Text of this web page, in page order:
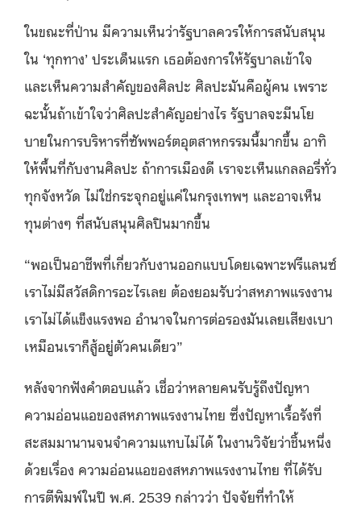
ในขณะที่ป่าน มีความเห็นว่ารัฐบาลควรให้การสนับสนุน
ใน ‘ทุกทาง’ ประเด็นแรก เธอต้องการให้รัฐบาลเข้าใจ
และเห็นความสำคัญของศิลปะ ศิลปะมันคือผู้คน เพราะ
ฉะนั้นถ้าเข้าใจว่าศิลปะสำคัญอย่างไร รัฐบาลจะมีนโย
บายในการบริหารที่ซัพพอร์ตอุตสาหกรรมนี้มากขึ้น อาทิ
ให้พื้นที่กับงานศิลปะ ถ้าการเมืองดี เราจะเห็นแกลลอรี่ทั่ว
ทุกจังหวัด ไม่ใช่กระจุกอยู่แค่ในกรุงเทพฯ และอาจเห็น
ทุนต่างๆ ที่สนับสนุนศิลปินมากขึ้น
“พอเป็นอาชีพที่เกี่ยวกับงานออกแบบโดยเฉพาะฟรีแลนซ์
เราไม่มีสวัสดิการอะไรเลย ต้องยอมรับว่าสหภาพแรงงาน
เราไม่ได้แข็งแรงพอ อำนาจในการต่อรองมันเลยเสียงเบา
เหมือนเราก็สู้อยู่ตัวคนเดียว”
หลังจากฟังคำตอบแล้ว เชื่อว่าหลายคนรับรู้ถึงปัญหา
ความอ่อนแอของสหภาพแรงงานไทย ซึ่งปัญหาเรื้อรังที่
สะสมมานานจนจำความแทบไม่ได้ ในงานวิจัยว่าชิ้นหนึ่ง
ด้วยเรื่อง ความอ่อนแอของสหภาพแรงงานไทย ที่ได้รับ
การตีพิมพ์ในปี พ.ศ. 2539 กล่าวว่า ปัจจัยที่ทำให้